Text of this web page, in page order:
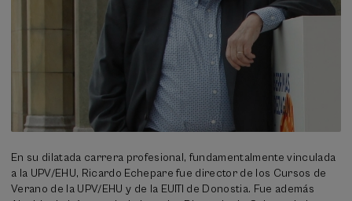
En su dilatada carrera profesional, fundamentalmente vinculada
a la UPV/EHU, Ricardo Echepare fue director de los Cursos de
Verano de la UPV/EHU y de la EUITI de Donostia. Fue además